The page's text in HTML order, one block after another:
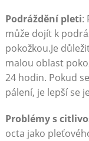
Podráždění pleti:
může dojít k
pokožkou.Je
malou oblast
24 hodin. Pokud
pálení, je lepší se
Problémy s
octa jako